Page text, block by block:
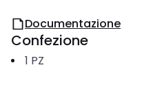
Documentazione
Confezione
1 PZ